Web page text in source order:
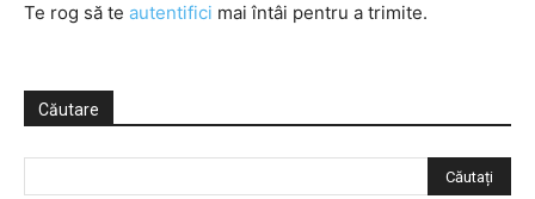
Te rog să te autentifici mai întâi pentru a trimite.
Căutare